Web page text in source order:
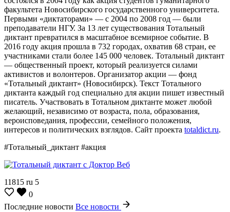
факультета Новосибирского государственного университета.
Первыми «диктаторами» — с 2004 по 2008 год — были
преподаватели НГУ. За 13 лет существования Тотальный
диктант превратился в масштабное всемирное событие. В
2016 году акция прошла в 732 городах, охватив 68 стран, ее
участниками стали более 145 000 человек. Тотальный диктант
— общественный проект, который реализуется силами
активистов и волонтеров. Организатор акции — фонд
«Тотальный диктант» (Новосибирск). Текст Тотального
диктанта каждый год специально для акции пишет известный
писатель. Участвовать в Тотальном диктанте может любой
желающий, независимо от возраста, пола, образования,
вероисповедания, профессии, семейного положения,
интересов и политических взглядов. Сайт проекта totaldict.ru.
#Тотальный_диктант #акция
11815 ru 5
0
Последние новости Все новости